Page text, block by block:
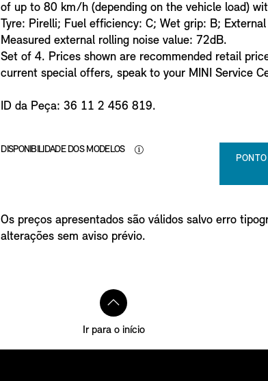
of up to 80 km/h (depending on the vehicle load)
Tyre: Pirelli; Fuel efficiency: C; Wet grip: B;
Measured external rolling noise value: 72dB.
Set of 4. Prices shown are recommended retail
current special offers, speak to your MINI Service
ID da Peça: 36 11 2 456 819.
DISPONIBILIDADE DOS MODELOS
Os preços apresentados são válidos salvo erro
alterações sem aviso prévio.
Ir para o início